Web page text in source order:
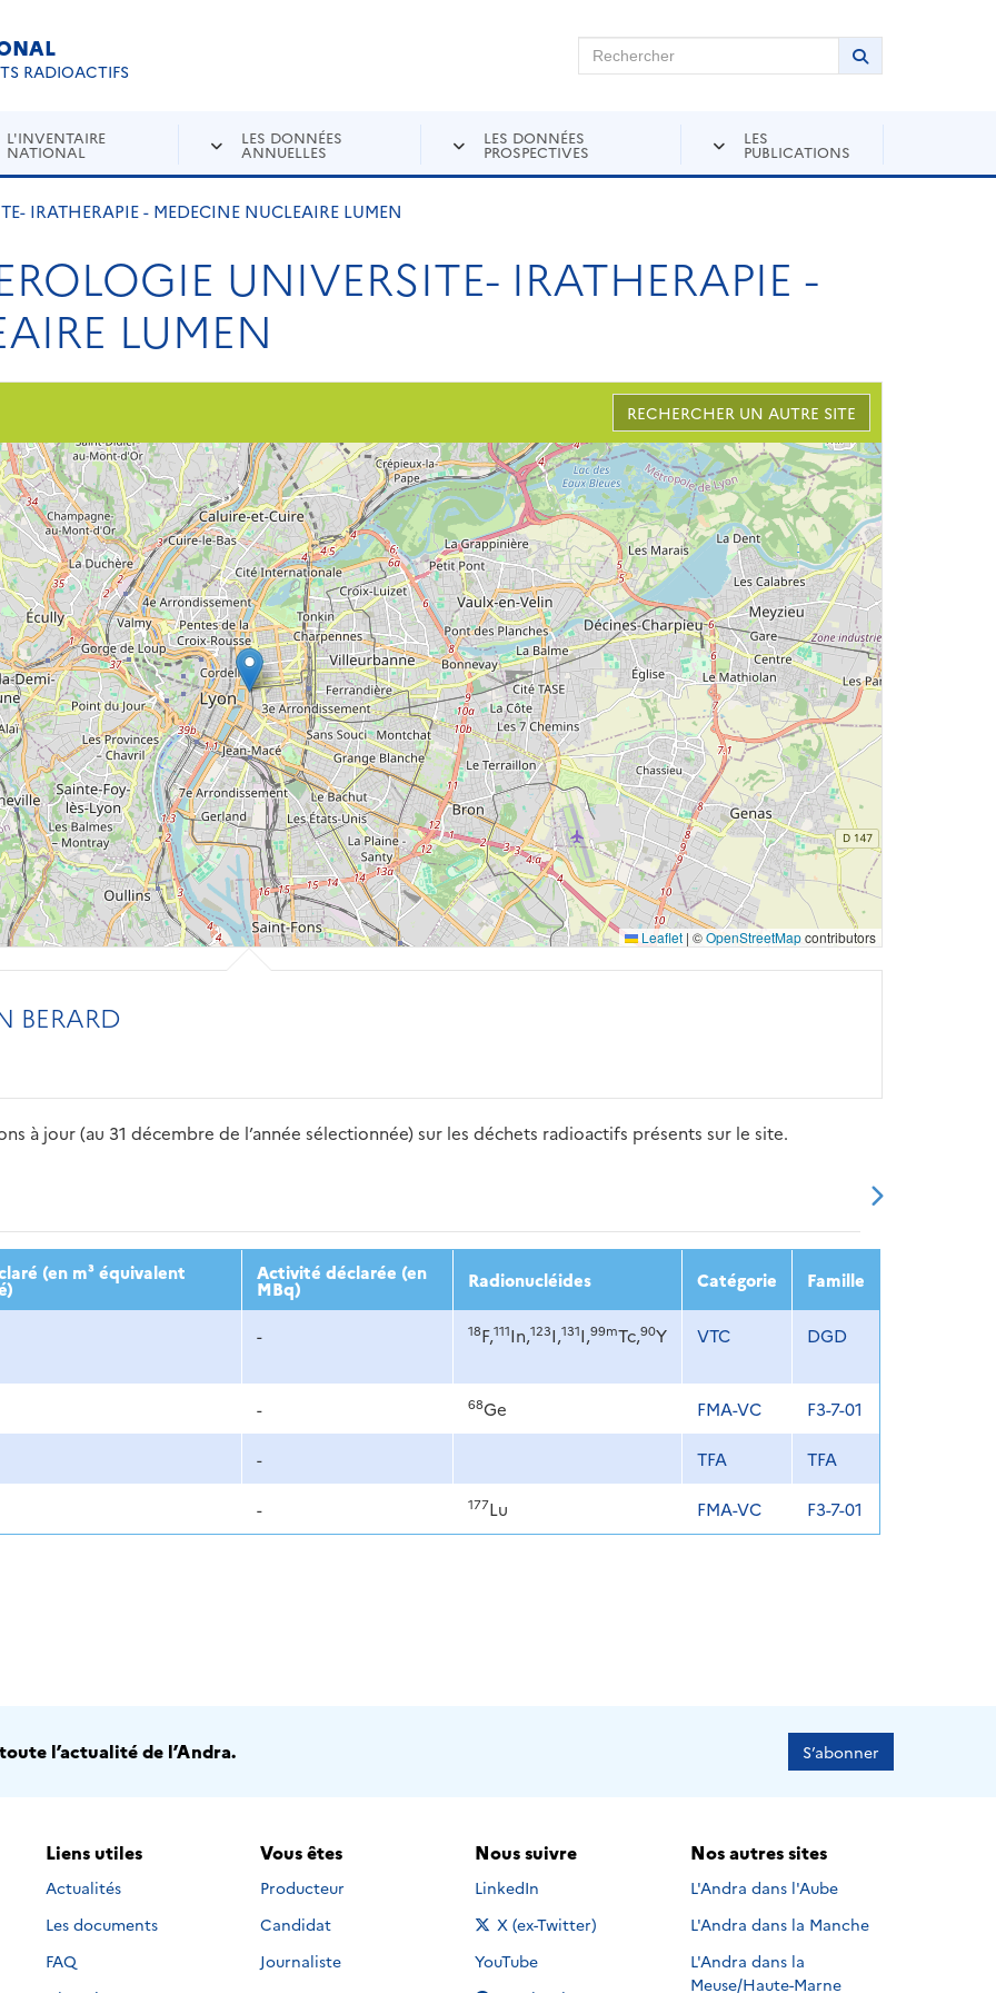
RADIOACTIFS
Rechercher sur Andra Inventaire Rechercher
Lancer la
L'INVENTAIRE
NATIONAL
LES DONNÉES
ANNUELLES
LES DONNÉES
PROSPECTIVES
LES
PUBLICATIONS
IRATHERAPIE - MEDECINE NUCLEAIRE LUMEN
UNIVERSITE- IRATHERAPIE -
LUMEN
RECHERCHER UN AUTRE SITE
Leaflet | ©OpenStreetMapcontributors
BERARD
à jour (au 31 décembre de l’année sélectionnée) sur les déchets radioactifs présents sur le site.
2017 2018 2019 2020 2021 2022 2023
(en m³ équivalent Activité déclarée (en
MBq) Radionucléides Catégorie Famille
- 18F,111In,123I,131I,99mTc,90Y VTC DGD
- 68Ge FMA-VC F3-7-01
- TFA TFA
- 177Lu FMA-VC F3-7-01
l’actualité de l’Andra. S’abonner
Liens utiles
Actualités
Les documents
FAQ
Vous êtes
Producteur
Candidat
Journaliste
Nous suivre
Nous suivre sur
LinkedIn
Nous suivre sur
X (ex-Twitter)
Nous suivre sur
YouTube
Nos autres sites
L'Andra dans l'Aube
L'Andra dans la Manche
L'Andra dans la
Meuse/Haute-Marne